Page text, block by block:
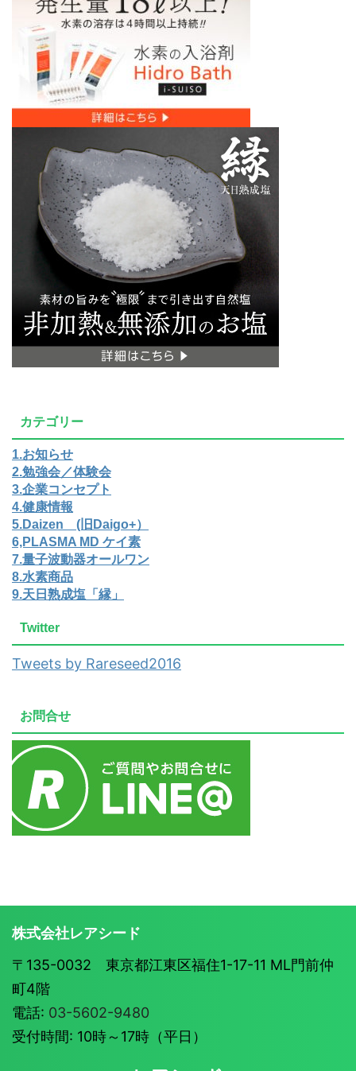
カテゴリー
1.お知らせ
2.勉強会／体験会
3.企業コンセプト
4.健康情報
5.Daizen (旧Daigo+）
6,PLASMA MD ケイ素
7.量子波動器オールワン
8.水素商品
9.天日熟成塩「縁」
Twitter
Tweets by Rareseed2016
お問合せ
株式会社レアシード
〒135-0032 東京都江東区福住1-17-11 ML門前仲
町4階
電話: 03-5602-9480
受付時間: 10時～17時（平日）